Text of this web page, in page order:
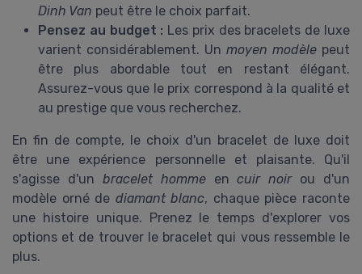
Dinh Van peut être le choix parfait.
Pensez au budget : Les prix des bracelets de luxe
varient considérablement. Un moyen modèle peut
être plus abordable tout en restant élégant.
Assurez-vous que le prix correspond à la qualité et
au prestige que vous recherchez.
En fin de compte, le choix d'un bracelet de luxe doit
être une expérience personnelle et plaisante. Qu'il
s'agisse d'un bracelet hommeencuir noirou d'un
modèle orné de diamant blanc, chaque pièce raconte
une histoire unique. Prenez le temps d'explorer vos
options et de trouver le bracelet qui vous ressemble le
plus.